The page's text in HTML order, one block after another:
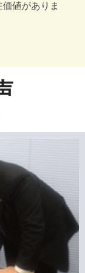
値がありま